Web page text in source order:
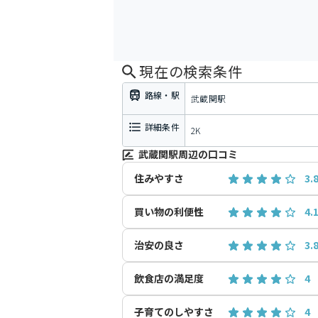
現在の検索条件
路線・駅 武蔵関駅
詳細条件 2K
武蔵関駅周辺の口コミ
住みやすさ
買い物の利便性
治安の良さ
飲食店の満足度 4
子育てのしやすさ 4